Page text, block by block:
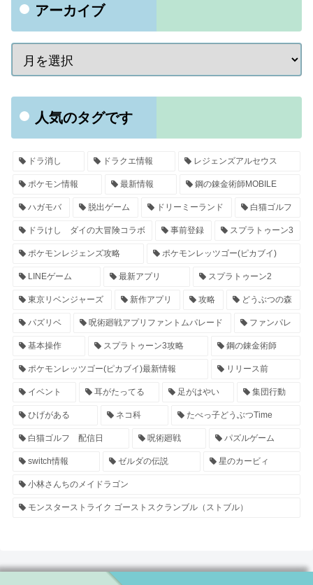
アーカイブ
人気のタグです
ドラ消し ドラクエ情報 レジェンズアルセウス
ポケモン情報 最新情報 鋼の錬金術師MOBILE
ハガモバ 脱出ゲーム ドリーミーランド 白猫ゴルフ
ドラけし ダイの大冒険コラボ 事前登録 スプラトゥーン3
ポケモンレジェンズ攻略 ポケモンレッツゴー(ピカブイ)
LINEゲーム 最新アプリ スプラトゥーン2
東京リベンジャーズ 新作アプリ 攻略 どうぶつの森
パズリベ 呪術廻戦アプリファントムパレード ファンパレ
基本操作 スプラトゥーン3攻略 鋼の錬金術師
ポケモンレッツゴー(ピカブイ)最新情報 リリース前
イベント 耳がたってる 足がはやい 集団行動
ひげがある ネコ科 たべっ子どうぶつTime
白猫ゴルフ 配信日 呪術廻戦 パズルゲーム
switch情報 ゼルダの伝説 星のカービィ
小林さんちのメイドラゴン
モンスターストライク ゴーストスクランブル（ストブル）